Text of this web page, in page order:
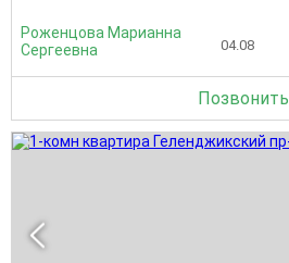
Роженцова Марианна
Сергеевна
04.08
Позвонить